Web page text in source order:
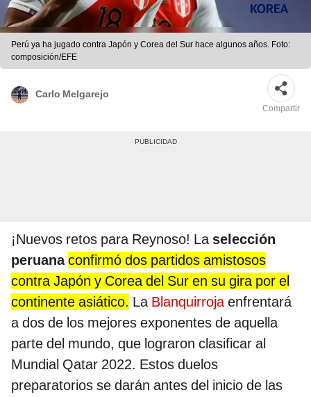
Perú ya ha jugado contra Japón y Corea del Sur hace algunos años. Foto:
composición/EFE
Carlo Melgarejo
Compartir
¡Nuevos retos para Reynoso! La selección
peruana confirmó dos partidos amistosos
contra Japón y Corea del Sur en su gira por el
continente asiático. La Blanquirrojaenfrentará
a dos de los mejores exponentes de aquella
parte del mundo, que lograron clasificar al
Mundial Qatar 2022. Estos duelos
preparatorios se darán antes del inicio de las